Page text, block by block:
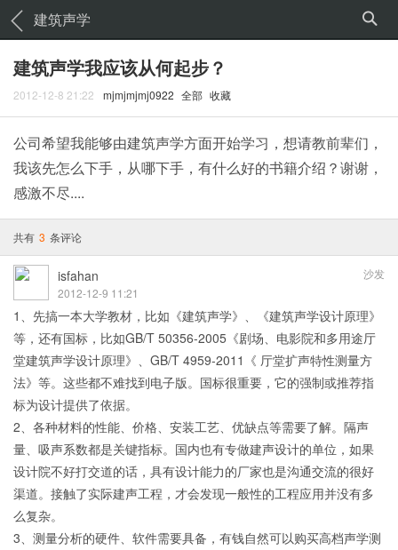
建筑声学
建筑声学我应该从何起步？
2012-12-8 21:22 mjmjmjmj0922 全部 收藏
公司希望我能够由建筑声学方面开始学习，想请教前辈们，
我该先怎么下手，从哪下手，有什么好的书籍介绍？谢谢，
感激不尽....
共有 3 条评论
沙发
isfahan
2012-12-9 11:21
1、先搞一本大学教材，比如《建筑声学》、《建筑声学设计原理》
等，还有国标，比如GB/T 50356-2005《剧场、电影院和多用途厅
堂建筑声学设计原理》、GB/T 4959-2011《 厅堂扩声特性测量方
法》等。这些都不难找到电子版。国标很重要，它的强制或推荐指
标为设计提供了依据。
2、各种材料的性能、价格、安装工艺、优缺点等需要了解。隔声
量、吸声系数都是关键指标。国内也有专做建声设计的单位，如果
设计院不好打交道的话，具有设计能力的厂家也是沟通交流的很好
渠道。接触了实际建声工程，才会发现一般性的工程应用并没有多
么复杂。
3、测量分析的硬件、软件需要具备，有钱自然可以购买高档声学测